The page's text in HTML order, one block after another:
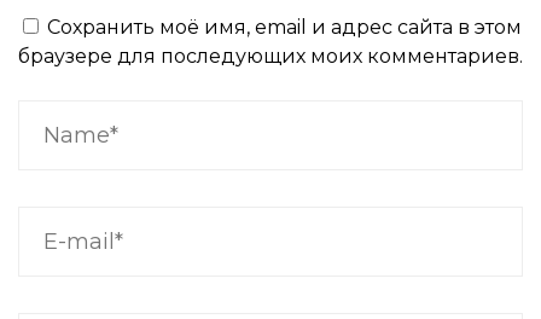
Сохранить моё имя, email и адрес сайта в этом
браузере для последующих моих комментариев.